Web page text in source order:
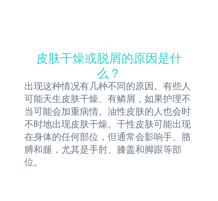
皮肤干燥或脱屑的原因是什
么？
出现这种情况有几种不同的原因。有些人
可能天生皮肤干燥、有鳞屑，如果护理不
当可能会加重病情。油性皮肤的人也会时
不时地出现皮肤干燥。干性皮肤可能出现
在身体的任何部位，但通常会影响手、胳
膊和腿，尤其是手肘、膝盖和脚跟等部
位。